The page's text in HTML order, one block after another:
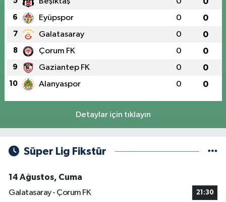
6 Eyüpspor 0 0
7 Galatasaray 0 0
8 Çorum FK 0 0
9 Gaziantep FK 0 0
10 Alanyaspor 0 0
Detaylar için tıklayın
Süper Lig Fikstür
14 Ağustos, Cuma
Galatasaray - Çorum FK
21:30